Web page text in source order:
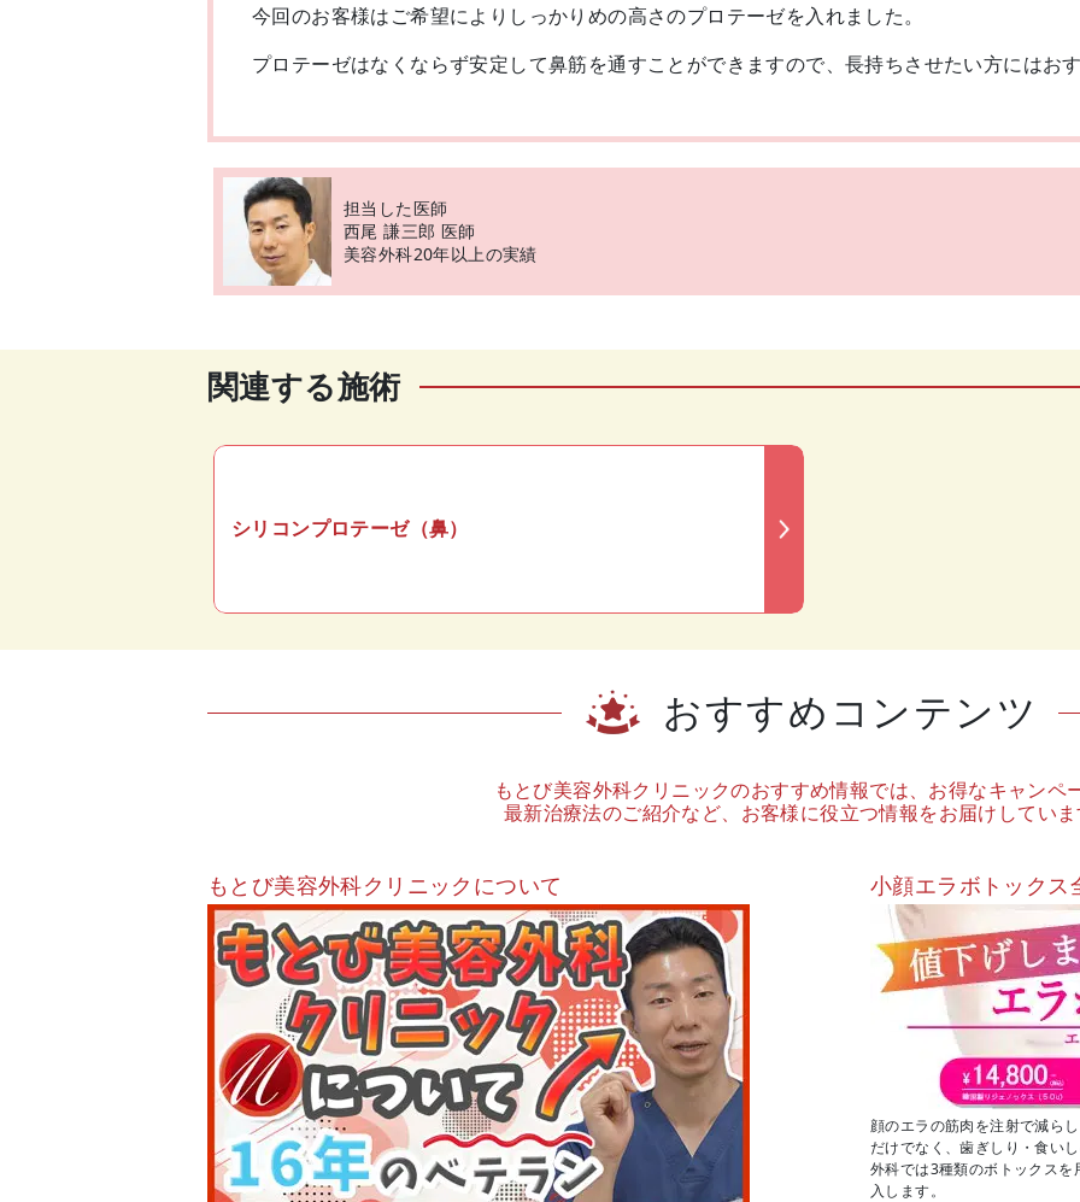
今回のお客様はご希望によりしっかりめの高さのプロテーゼを入れました。
プロテーゼはなくならず安定して鼻筋を通すことができますので、長持ちさせたい方にはおす
担当した医師
西尾 謙三郎 医師
美容外科20年以上の実績
関連する施術
シリコンプロテーゼ（鼻）
おすすめコンテンツ
もとび美容外科クリニックのおすすめ情報では、お得なキャンペ
最新治療法のご紹介など、お客様に役立つ情報をお届けしていま
もとび美容外科クリニックについて 小顔エラボトックス
顔のエラの筋肉を注射で減ら
だけでなく、歯ぎしり・食い
外科では3種類のボトックス
入します。